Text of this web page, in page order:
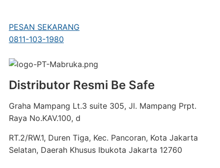
PESAN SEKARANG
0811-103-1980
Distributor Resmi Be Safe
Graha Mampang Lt.3 suite 305, Jl. Mampang Prpt.
Raya No.KAV.100, d
RT.2/RW.1, Duren Tiga, Kec. Pancoran, Kota Jakarta
Selatan, Daerah Khusus Ibukota Jakarta 12760